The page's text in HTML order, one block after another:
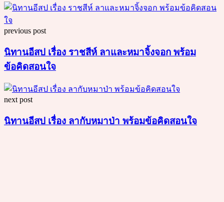
Post
navigation
previous post
นิทานอีสป เรื่อง ราชสีห์ ลาและหมาจิ้งจอก พร้อม
ข้อคิดสอนใจ
next post
นิทานอีสป เรื่อง ลากับหมาป่า พร้อมข้อคิดสอนใจ